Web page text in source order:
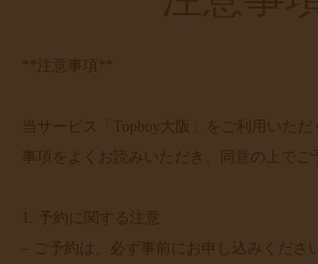
当サービス「Topboy大阪」をご利用いただ
事項をよくお読みいただき、同意の上でご
1. 予約に関する注意
– ご予約は、必ず事前にお申し込みくださ